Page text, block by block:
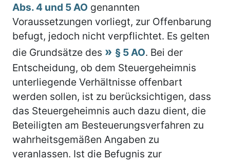
Abs. 4 und 5 AO genannten
Voraussetzungen vorliegt, zur Offenbarung
befugt, jedoch nicht verpflichtet. Es gelten
die Grundsätze des
§ 5 AO. Bei der
Entscheidung, ob dem Steuergeheimnis
unterliegende Verhältnisse offenbart
werden sollen, ist zu berücksichtigen, dass
das Steuergeheimnis auch dazu dient, die
Beteiligten am Besteuerungsverfahren zu
wahrheitsgemäßen Angaben zu
veranlassen. Ist die Befugnis zur